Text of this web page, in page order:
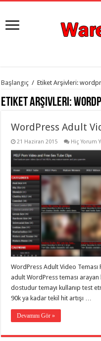
istanbul
evden
eve
organizasyon,
evden
taşımacılık,
taşımacılık,
gaziantep
evden
taşımacılık,
evden
taşımacılık,
gaziantep
evden
gaziantep
evden
taşımacılık,
gaziantep
taşımacılık,
evden
Başlangıç / Etiket Arşivleri:
Etiket Arşivleri:
WordPress Adult
21 Haziran 2015 Hiç Yorum
WordPress Adult Video
adult WordPress teması
dostudur temayı kullanıp test
90k ya kadar tekil hit artışı …
Devamını Gör »